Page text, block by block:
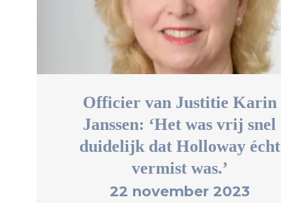
Officier van Justitie Karin
Janssen: ‘Het was vrij snel
duidelijk dat Holloway écht
vermist was.’
22 november 2023